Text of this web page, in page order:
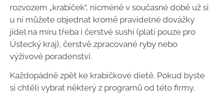
rozvozem „krabiček“, nicméně v současné době už si
u ní můžete objednat kromě pravidelné dovážky
jídel na míru třeba i čerstvé sushi (platí pouze pro
Ústecký kraj), čerstvě zpracované ryby nebo
výživové poradenství.
Každopádně zpět ke krabičkové dietě. Pokud byste
si chtěli vybrat některý z programů od této firmy,